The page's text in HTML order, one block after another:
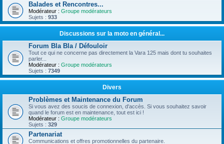
Balades et Rencontres...
Modérateur : Groupe modérateurs
Sujets : 933
Discussions sur la moto en général...
Forum Bla Bla / Défouloir
Tout ce qui ne concerne pas directement la Vara 125 mais dont tu souhaites
parler...
Modérateur : Groupe modérateurs
Sujets : 7349
Divers
Problèmes et Maintenance du Forum
Si vous avez des soucis de connexion, d'accès. Si vous souhaitez savoir
quand le forum est en maintenance, tout est ici !
Modérateur : Groupe modérateurs
Sujets : 329
Partenariat
Communications et offres promotionnelles du partenaire.